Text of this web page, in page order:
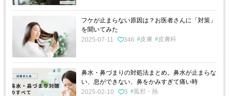
フケが止まらない原因は？お医者さんに「対策」
を聞いてみた
2025-07-11
346 皮膚 皮膚科
鼻水・鼻づまりの対処法まとめ。鼻水が止まらな
い、息ができない、鼻をかみすぎて痛い時
2025-02-10
3 風邪・熱